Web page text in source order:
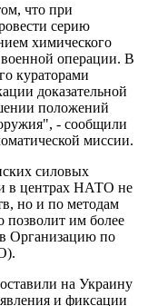
что при
серию
химического
операции. В
кураторами
доказательной
положений
- сообщили
миссии.
силовых
в центрах НАТО не
но и по методам
позволит им более
Организацию по
на Украину
и фиксации